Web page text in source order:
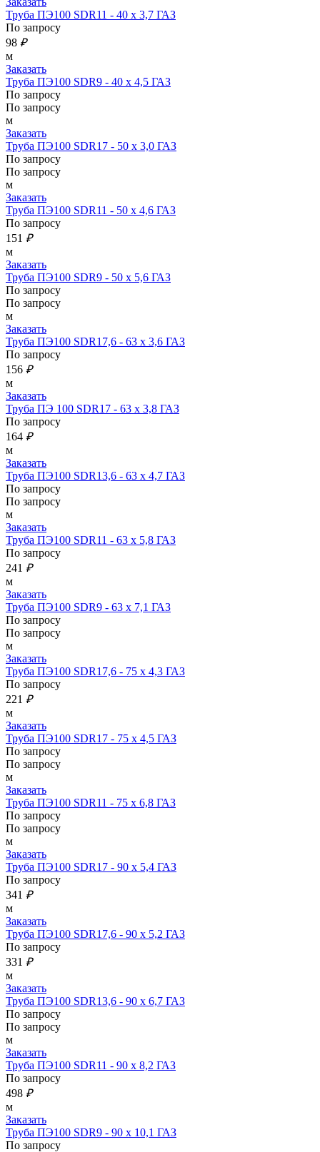
Труба ПЭ100 SDR11 - 40 х 3,7 ГАЗ
По запросу
98 ₽
м
Заказать
Труба ПЭ100 SDR9 - 40 х 4,5 ГАЗ
По запросу
По запросу
м
Заказать
Труба ПЭ100 SDR17 - 50 х 3,0 ГАЗ
По запросу
По запросу
м
Заказать
Труба ПЭ100 SDR11 - 50 х 4,6 ГАЗ
По запросу
151 ₽
м
Заказать
Труба ПЭ100 SDR9 - 50 х 5,6 ГАЗ
По запросу
По запросу
м
Заказать
Труба ПЭ100 SDR17,6 - 63 х 3,6 ГАЗ
По запросу
156 ₽
м
Заказать
Труба ПЭ 100 SDR17 - 63 х 3,8 ГАЗ
По запросу
164 ₽
м
Заказать
Труба ПЭ100 SDR13,6 - 63 х 4,7 ГАЗ
По запросу
По запросу
м
Заказать
Труба ПЭ100 SDR11 - 63 х 5,8 ГАЗ
По запросу
241 ₽
м
Заказать
Труба ПЭ100 SDR9 - 63 х 7,1 ГАЗ
По запросу
По запросу
м
Заказать
Труба ПЭ100 SDR17,6 - 75 х 4,3 ГАЗ
По запросу
221 ₽
м
Заказать
Труба ПЭ100 SDR17 - 75 х 4,5 ГАЗ
По запросу
По запросу
м
Заказать
Труба ПЭ100 SDR11 - 75 х 6,8 ГАЗ
По запросу
По запросу
м
Заказать
Труба ПЭ100 SDR17 - 90 х 5,4 ГАЗ
По запросу
341 ₽
м
Заказать
Труба ПЭ100 SDR17,6 - 90 х 5,2 ГАЗ
По запросу
331 ₽
м
Заказать
Труба ПЭ100 SDR13,6 - 90 х 6,7 ГАЗ
По запросу
По запросу
м
Заказать
Труба ПЭ100 SDR11 - 90 х 8,2 ГАЗ
По запросу
498 ₽
м
Заказать
Труба ПЭ100 SDR9 - 90 х 10,1 ГАЗ
По запросу